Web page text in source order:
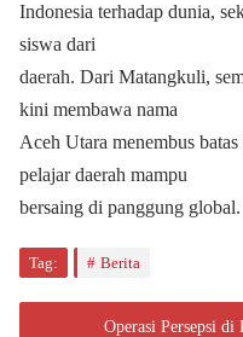
Indonesia terhadap dunia,
siswa dari
daerah. Dari Matangkuli,
kini membawa nama
Aceh Utara menembus
pelajar daerah mampu
bersaing di panggung global.
Tag: Berita
Operasi Persepsi